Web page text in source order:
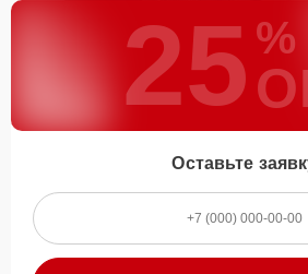
25 %
Оставьте